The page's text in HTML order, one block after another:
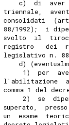
c)  di  aver
triennale,
consolidati
88/1992);  i
svolto  il
registro   dei
legislativo n.
d)
1)  per
l'abilitazione
comma 1 del
2)  se
superato,
un  esame